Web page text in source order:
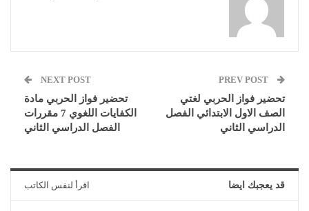
تحضير فواز الحربي لغتي
الصف الاول الابتدائي الفصل
الدراسي الثاني
NEXT POST
تحضير فواز الحربي مادة
الكفايات اللغوي 7 مقررات
الفصل الدراسي الثاني
قد يعجبك ايضا اقرأ لنفس الكاتب